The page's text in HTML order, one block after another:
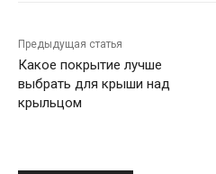
Предыдущая статья
Какое покрытие лучше
выбрать для крыши над
крыльцом